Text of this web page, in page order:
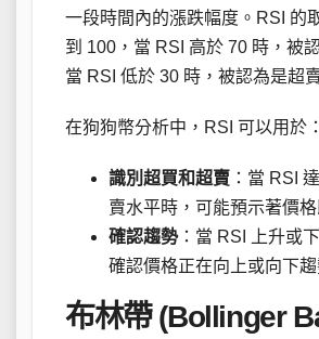
一段時間內的漲跌幅度。RSI 的
到 100，當 RSI 高於 70 時，被
當 RSI 低於 30 時，被認為是超
在狗狗幣分析中，RSI 可以用於：
識別超買和超賣 ：當 RSI
賣水平時，可能預示著價格
確認趨勢：當 RSI 上升或
確認價格正在向上或向下趨
布林帶 (Bollinger